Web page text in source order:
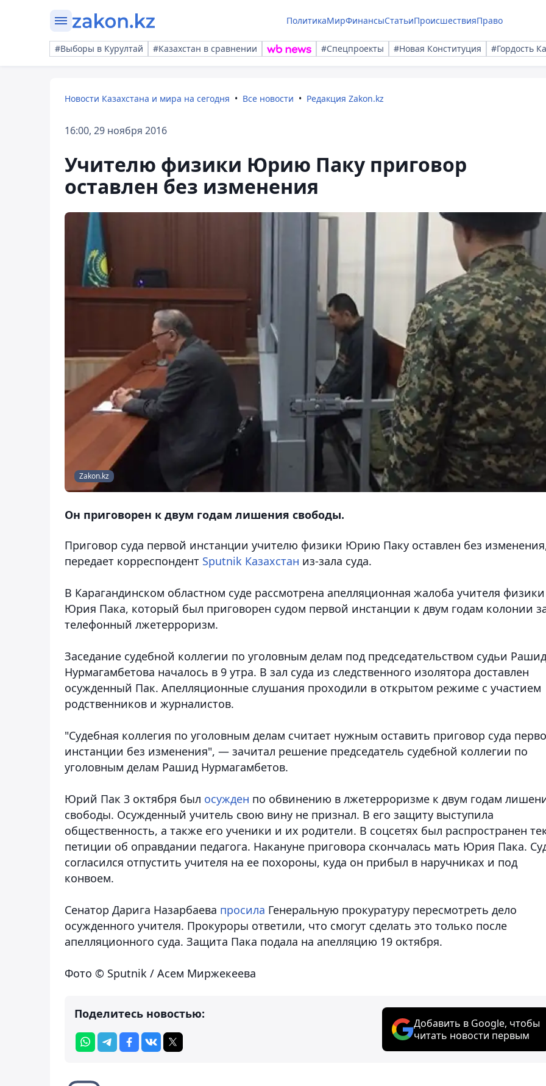
ПолитикаМирФинансыСтатьиПроисшествияПраво
#Выборы в Курултай #Казахстан в сравнении #Спецпроекты #Новая Конституция #Гордость
Новости Казахстана и мира на сегодня Все новости Редакция Zakon.kz
16:00, 29 ноября 2016
Учителю физики Юрию Паку приговор
оставлен без изменения
Zakon.kz
Он приговорен к двум годам лишения свободы.
Приговор суда первой инстанции учителю физики Юрию Паку оставлен без
передает корреспондент Sputnik Казахстан из-зала суда.
В Карагандинском областном суде рассмотрена апелляционная жалоба учителя физики
Юрия Пака, который был приговорен судом первой инстанции к двум годам колонии
телефонный лжетерроризм.
Заседание судебной коллегии по уголовным делам под председательством судьи
Нурмагамбетова началось в 9 утра. В зал суда из следственного изолятора доставлен
осужденный Пак. Апелляционные слушания проходили в открытом режиме с участием
родственников и журналистов.
"Судебная коллегия по уголовным делам считает нужным оставить приговор суда
инстанции без изменения", — зачитал решение председатель судебной коллегии по
уголовным делам Рашид Нурмагамбетов.
Юрий Пак 3 октября был осужден по обвинению в лжетерроризме к двум годам
свободы. Осужденный учитель свою вину не признал. В его защиту выступила
общественность, а также его ученики и их родители. В соцсетях был распространен
петиции об оправдании педагога. Накануне приговора скончалась мать Юрия Пака.
согласился отпустить учителя на ее похороны, куда он прибыл в наручниках и под
конвоем.
Сенатор Дарига Назарбаева просила Генеральную прокуратуру пересмотреть дело
осужденного учителя. Прокуроры ответили, что смогут сделать это только после
апелляционного суда. Защита Пака подала на апелляцию 19 октября.
Фото © Sputnik / Асем Миржекеева
Поделитесь новостью:
Добавить в Google, чтобы
читать новости первым